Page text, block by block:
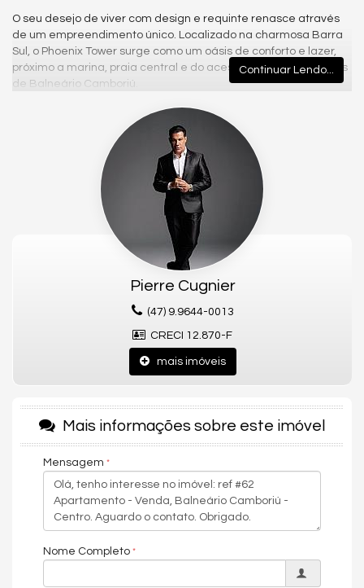
O seu desejo de viver com design e requinte renasce através
de um empreendimento único. Localizado na charmosa Barra
Sul, o Phoenix Tower surge como um oásis de conforto e lazer,
próximo a marina, praia central e do acesso às praias agrestes
de Balneário Camboriú.
Entre em contato com nós da Central PR Consultor Executivo
para agendar uma visita, e conhecer esse lindo Apartamento!
Nós da Central de Negócios PR Consultor Executivo & Home
Design, trabalhamos com foco sempre nos melhores imóveis de
Balneário Camboriú e Região. Também garimpamos
oportunidades de investimentos para que você possa ter um
ótimo investimento com a maior segurança, assim realizando
03 Dormitórios sendo 03 Suítes
Cozinha
Lavabo
Mobiliado Equipado e Decorado
Ar Condicionado
139m² área privativa
Empreendimento:
Academia
Sala de jogos
Playground
Brinquedoteca
Continuar Lendo...
Pierre Cugnier
(47) 9.9644-0013
CRECI 12.870-F
mais imóveis
Mais informações sobre este imóvel
Mensagem
Nome Completo